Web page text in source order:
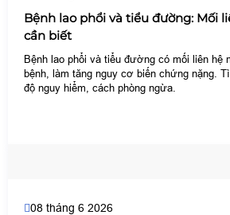
Bệnh lao phổi và tiểu đường: Mối
cần biết
Bệnh lao phổi và tiểu đường có mối liên hệ
bệnh, làm tăng nguy cơ biến chứng nặng.
độ nguy hiểm, cách phòng ngừa.
08 tháng 6 2026